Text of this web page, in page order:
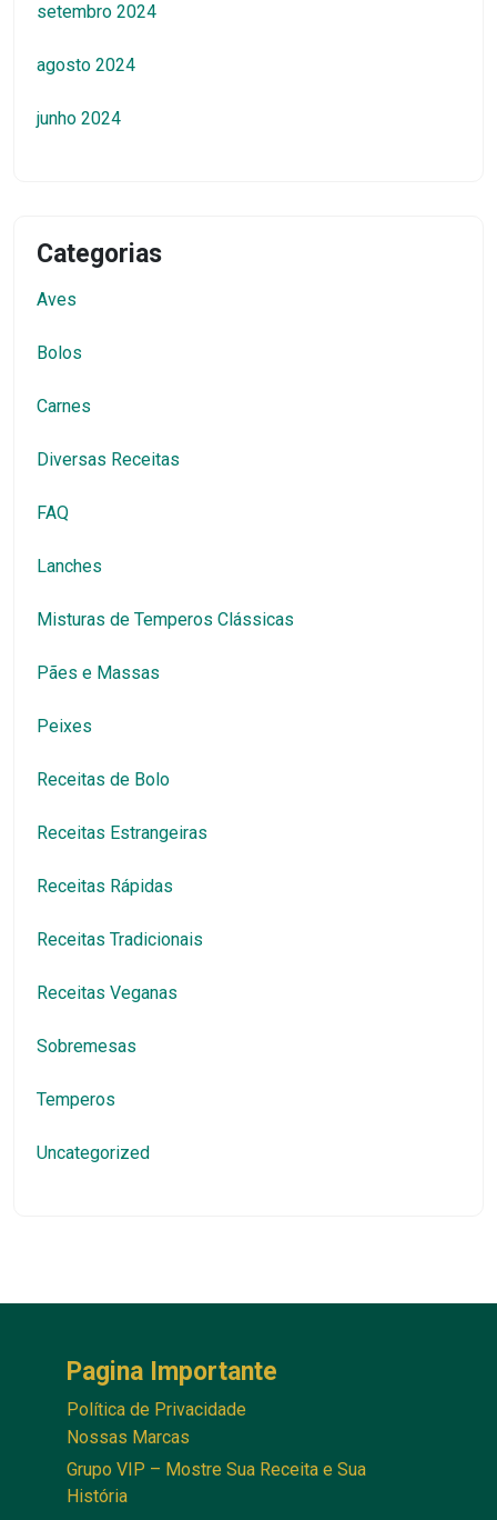
setembro 2024
agosto 2024
junho 2024
Categorias
Aves
Bolos
Carnes
Diversas Receitas
FAQ
Lanches
Misturas de Temperos Clássicas
Pães e Massas
Peixes
Receitas de Bolo
Receitas Estrangeiras
Receitas Rápidas
Receitas Tradicionais
Receitas Veganas
Sobremesas
Temperos
Uncategorized
Pagina Importante
Política de Privacidade
Nossas Marcas
Grupo VIP – Mostre Sua Receita e Sua
História